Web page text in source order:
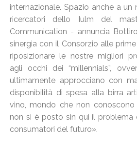
internazionale. Spazio anche a un
ricercatori dello Iulm del
Communication - annuncia
sinergia con il Consorzio alle
riposizionare le nostre migliori
agli occhi dei “millennials”,
ultimamente approcciano con
disponibilità di spesa alla birra
vino, mondo che non
non si è posto sin qui il problema
consumatori del futuro».